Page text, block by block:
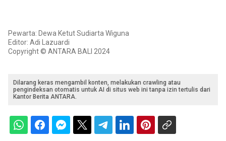
Pewarta: Dewa Ketut Sudiarta Wiguna
Editor: Adi Lazuardi
Copyright © ANTARA BALI 2024
Dilarang keras mengambil konten, melakukan crawling atau
pengindeksan otomatis untuk AI di situs web ini tanpa izin tertulis dari
Kantor Berita ANTARA.